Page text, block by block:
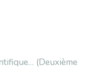
(Deuxième